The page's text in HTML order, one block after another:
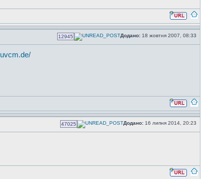
12945 Додано: 18 жовтня 2007, 08:33
47025 Додано: 16 липня 2014, 20:23